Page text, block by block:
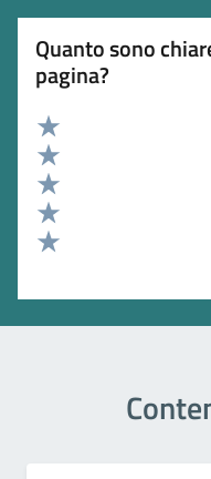
Quanto sono
pagina?
Valuta 5 stelle su 5
Valuta 4 stelle su 5
Valuta 3 stelle su 5
Valuta 2 stelle su 5